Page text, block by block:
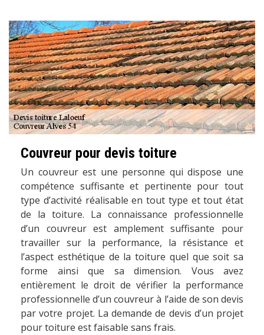
Couvreur pour devis toiture
Un couvreur est une personne qui dispose une
compétence suffisante et pertinente pour tout
type d’activité réalisable en tout type et tout état
de la toiture. La connaissance professionnelle
d’un couvreur est amplement suffisante pour
travailler sur la performance, la résistance et
l’aspect esthétique de la toiture quel que soit sa
forme ainsi que sa dimension. Vous avez
entièrement le droit de vérifier la performance
professionnelle d’un couvreur à l’aide de son devis
par votre projet. La demande de devis d’un projet
pour toiture est faisable sans frais.